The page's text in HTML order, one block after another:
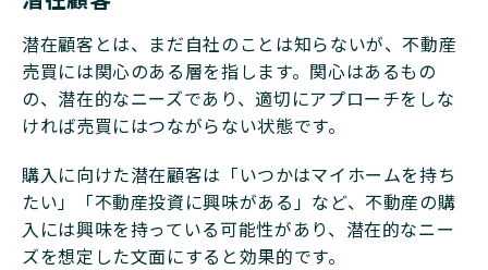
潜在顧客とは、まだ自社のことは知らないが、不動産
売買には関心のある層を指します。関心はあるもの
の、潜在的なニーズであり、適切にアプローチをしな
ければ売買にはつながらない状態です。
購入に向けた潜在顧客は「いつかはマイホームを持ち
たい」「不動産投資に興味がある」など、不動産の購
入には興味を持っている可能性があり、潜在的なニー
ズを想定した文面にすると効果的です。